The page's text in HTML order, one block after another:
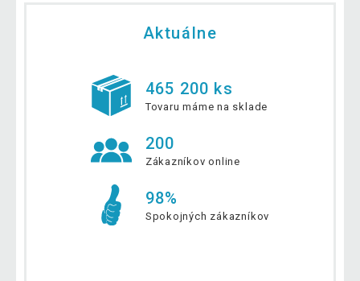
Aktuálne
465 200 ks
Tovaru máme na sklade
200
Zákazníkov online
98%
Spokojných zákazníkov